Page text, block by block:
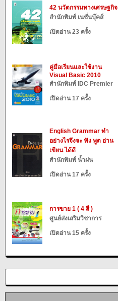
42 นวัตกรรมทางเศรษฐกิจ
สำนักพิมพ์ เนชั่นบุ๊คส์
เปิดอ่าน 23 ครั้ง
คู่มือเรียนและใช้งาน
Visual Basic 2010
สำนักพิมพ์ IDC Premier
เปิดอ่าน 17 ครั้ง
English Grammar ทำ
อย่างไรจึงจะ ฟัง พูด อ่าน
เขียน ได้ดี
สำนักพิมพ์ น้ำฝน
เปิดอ่าน 17 ครั้ง
การขาย 1 ( 4 สี )
ศูนย์ส่งเสริมวิชาการ
เปิดอ่าน 15 ครั้ง